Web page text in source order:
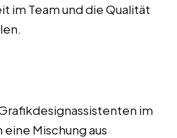
im Team und die Qualität
im
Mischung aus